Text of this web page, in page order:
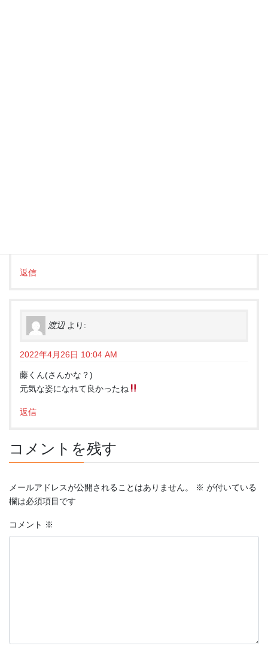
返信
渡辺 より:
2022年4月26日 10:04 AM
藤くん(さんかな？)
元気な姿になれて良かったね
返信
コメントを残す
メールアドレスが公開されることはありません。 ※ が付いている
欄は必須項目です
コメント ※